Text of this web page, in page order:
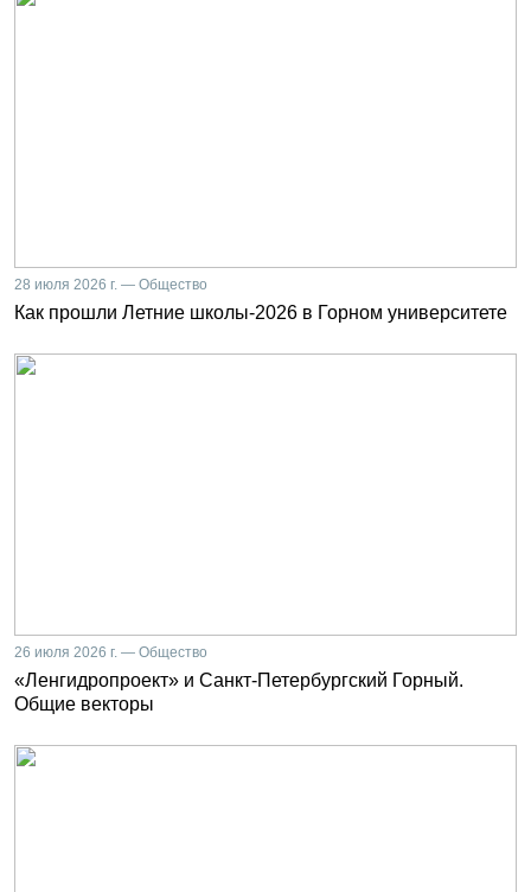
28 июля 2026 г. — Общество
Как прошли Летние школы-2026 в Горном университете
26 июля 2026 г. — Общество
«Ленгидропроект» и Санкт-Петербургский Горный.
Общие векторы